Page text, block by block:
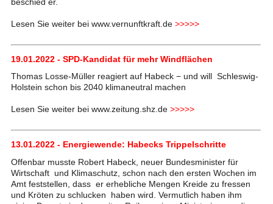
Lesen Sie weiter bei www.vernunftkraft.de >>>>>
19.01.2022 - SPD-Kandidat für mehr Windflächen
Thomas Losse-Müller reagiert auf Habeck − und will Schleswig-
Holstein schon bis 2040 klimaneutral machen
Lesen Sie weiter bei www.zeitung.shz.de >>>>>
13.01.2022 - Energiewende: Habecks Trippelschritte
Offenbar musste Robert Habeck, neuer Bundesminister für
Wirtschaft und Klimaschutz, schon nach den ersten Wochen im
Amt feststellen, dass er erhebliche Mengen Kreide zu fressen
und Kröten zu schlucken haben wird. Vermutlich haben ihm